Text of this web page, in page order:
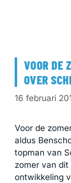
VOOR DE
OVER
16 februari
Voor de
aldus
topman van
zomer van
ontwikkeling